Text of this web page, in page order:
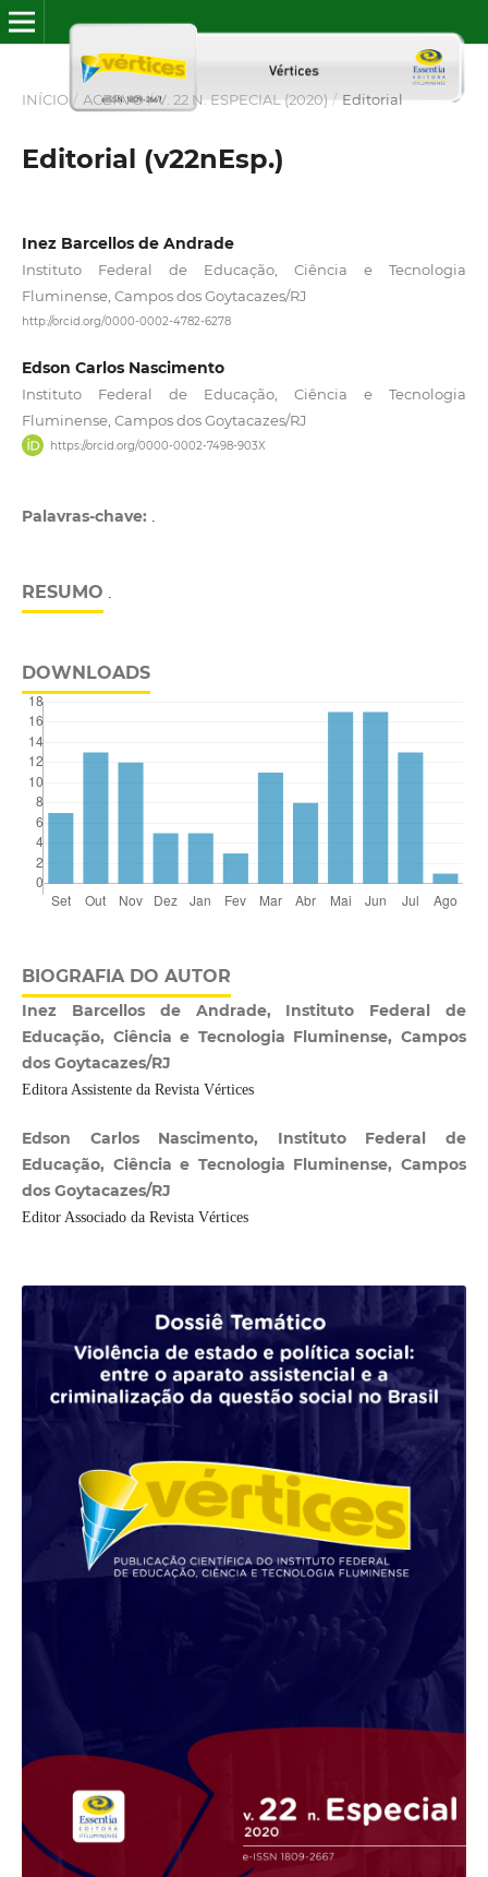
INÍCIO / ACERVO / V. 22 N. ESPECIAL (2020) / Editorial
Editorial (v22nEsp.)
Inez Barcellos de Andrade
Instituto Federal de Educação, Ciência e Tecnologia
Fluminense, Campos dos Goytacazes/RJ
http://orcid.org/0000-0002-4782-6278
Edson Carlos Nascimento
Instituto Federal de Educação, Ciência e Tecnologia
Fluminense, Campos dos Goytacazes/RJ
https://orcid.org/0000-0002-7498-903X
Palavras-chave: .
RESUMO .
DOWNLOADS
BIOGRAFIA DO AUTOR
Inez Barcellos de Andrade, Instituto Federal de
Educação, Ciência e Tecnologia Fluminense, Campos
dos Goytacazes/RJ
Editora Assistente da Revista Vértices
Edson Carlos Nascimento, Instituto Federal de
Educação, Ciência e Tecnologia Fluminense, Campos
dos Goytacazes/RJ
Editor Associado da Revista Vértices